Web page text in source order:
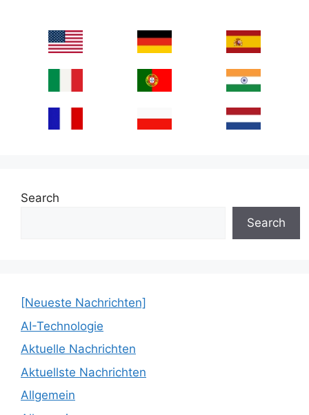
Search
Search
[Neueste Nachrichten]
AI-Technologie
Aktuelle Nachrichten
Aktuellste Nachrichten
Allgemein